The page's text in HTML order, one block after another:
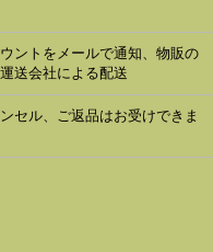
ントをメールで通知、物販の
送会社による配送
セル、ご返品はお受けできま